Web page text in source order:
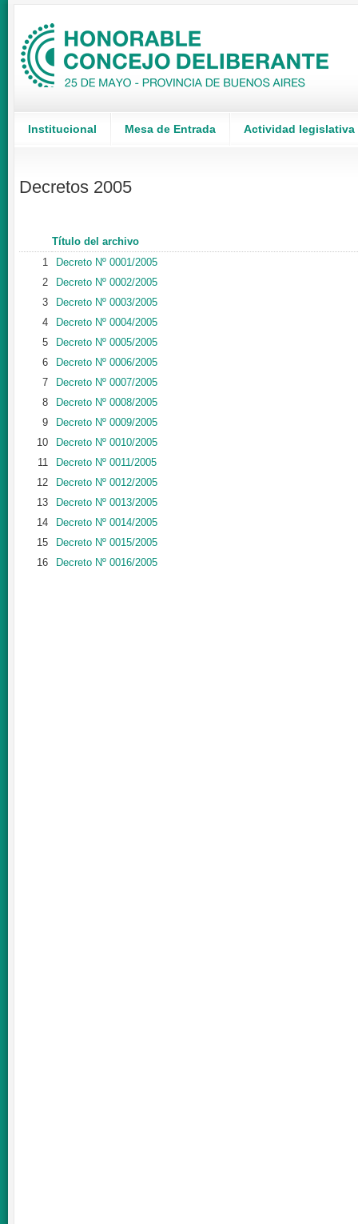
Institucional Mesa de Entrada Actividad legislativa
Decretos 2005
Título del archivo
1
Decreto Nº 0001/2005
2
Decreto Nº 0002/2005
3
Decreto Nº 0003/2005
4
Decreto Nº 0004/2005
5
Decreto Nº 0005/2005
6
Decreto Nº 0006/2005
7
Decreto Nº 0007/2005
8
Decreto Nº 0008/2005
9
Decreto Nº 0009/2005
10
Decreto Nº 0010/2005
11
Decreto Nº 0011/2005
12
Decreto Nº 0012/2005
13
Decreto Nº 0013/2005
14
Decreto Nº 0014/2005
15
Decreto Nº 0015/2005
16
Decreto Nº 0016/2005